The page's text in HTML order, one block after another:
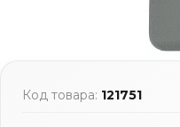
Код товара: 121751